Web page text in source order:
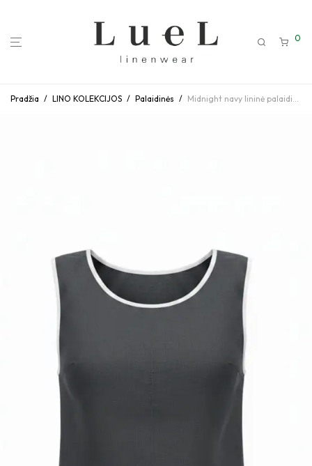
0
Pradžia / LINO KOLEKCIJOS / Palaidinės / Midnight navy lininė palaidinė be rankovių su kontrastinėmis detalėmis